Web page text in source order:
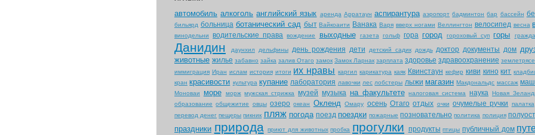
автомобиль алкоголь английский язык аренда Арратаун аспирантура аэропорт бадминтон бар бассейн
бильярд больница ботанический сад быт Вайкоаити Ванака Варя вверх ногами Веллингтон велосипед весна
винодельни
водительские права вождение выходные газета гольф гора город гороховый суп горы
Данидин даунхил дельфины день рождения дети детский садик дождь доктор документы дом
животные жилье забавно зайка залив Отаго замок Замок Ларнак зарплата здоровье здравоохранение
иммиграция Иран ислам история итоги их нравы каргил карикатура каяк Квинстаун кефир киви кино кит
кран красивости культура купание лаборатория лавочки лес лобстеры лыжи магазин Макдональдс массаж
Моноваи
море морж мужская стрижка музей музыка на факультете налоговая система наука Новая
образование общежитие овцы озеро океан Окленд Омару осень Отаго отдых очки очумелые ручки палатка
перевод денег пещеры пикник пляж погода поезд поездки пожарные позновательно политика полиция
праздники природа приют для животных пробка прогулки продукты птицы публичный дом